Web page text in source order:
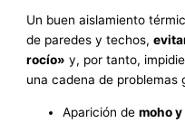
Un buen aislamiento
de paredes y techos,
rocío» y, por tanto,
una cadena de problemas
Aparición demoho